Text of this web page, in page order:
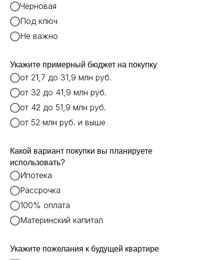
Черновая
Под ключ
Не важно
Укажите примерный бюджет на покупку
от 21,7 до 31,9 млн руб.
от 32 до 41,9 млн руб.
от 42 до 51,9 млн руб.
от 52 млн руб. и выше
Какой вариант покупки вы планируете
использовать?
Ипотека
Рассрочка
100% оплата
Материнский капитал
Укажите пожелания к будущей квартире